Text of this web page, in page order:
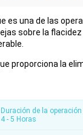
es una de las
sobre la
proporciona la
Duración de la operación
4 - 5 Horas